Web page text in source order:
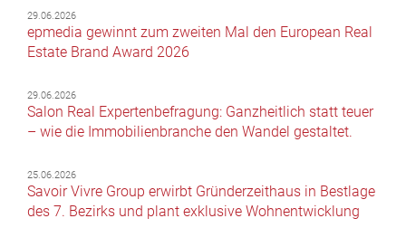
29.06.2026
epmedia gewinnt zum zweiten Mal den European Real
Estate Brand Award 2026
29.06.2026
Salon Real Expertenbefragung: Ganzheitlich statt teuer
– wie die Immobilienbranche den Wandel gestaltet.
25.06.2026
Savoir Vivre Group erwirbt Gründerzeithaus in Bestlage
des 7. Bezirks und plant exklusive Wohnentwicklung